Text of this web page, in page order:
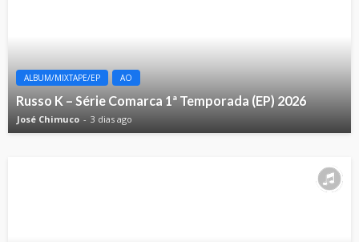
ALBUM/MIXTAPE/EP AO
Russo K – Série Comarca 1ª Temporada (EP) 2026
José Chimuco 3 dias ago